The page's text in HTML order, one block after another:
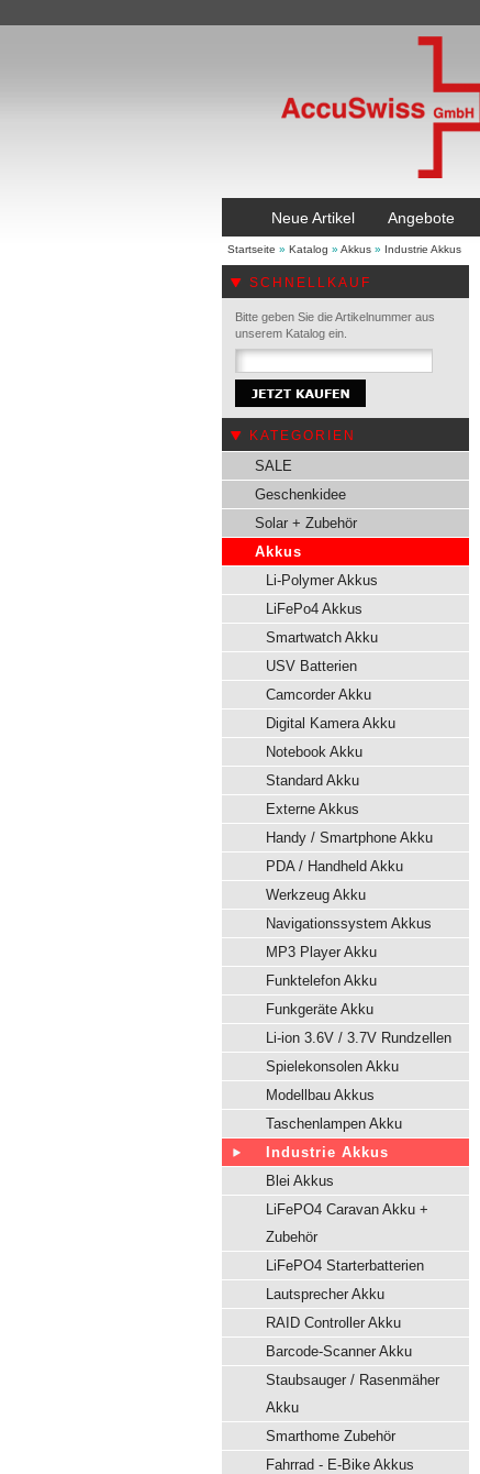
Neue Artikel Angebote
Startseite » Katalog » Akkus » Industrie Akkus
SCHNELLKAUF
Bitte geben Sie die Artikelnummer aus
unserem Katalog ein.
KATEGORIEN
SALE
Geschenkidee
Solar + Zubehör
Akkus
Li-Polymer Akkus
LiFePo4 Akkus
Smartwatch Akku
USV Batterien
Camcorder Akku
Digital Kamera Akku
Notebook Akku
Standard Akku
Externe Akkus
Handy / Smartphone Akku
PDA / Handheld Akku
Werkzeug Akku
Navigationssystem Akkus
MP3 Player Akku
Funktelefon Akku
Funkgeräte Akku
Li-ion 3.6V / 3.7V Rundzellen
Spielekonsolen Akku
Modellbau Akkus
Taschenlampen Akku
Industrie Akkus
Blei Akkus
LiFePO4 Caravan Akku +
Zubehör
LiFePO4 Starterbatterien
Lautsprecher Akku
RAID Controller Akku
Barcode-Scanner Akku
Staubsauger / Rasenmäher
Akku
Smarthome Zubehör
Fahrrad - E-Bike Akkus